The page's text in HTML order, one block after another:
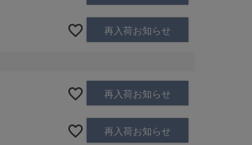
再入荷お知らせ
再入荷お知らせ
再入荷お知らせ